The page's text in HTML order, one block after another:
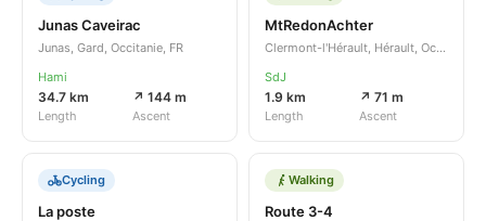
Junas Caveirac
Junas, Gard, Occitanie, FR
Hami
34.7 km
Length
↗ 144 m
Ascent
MtRedonAchter
Clermont-l'Hérault, Hérault, Occitanie, FR
SdJ
1.9 km
Length
↗ 71 m
Ascent
Cycling
La poste
Walking
Route 3-4